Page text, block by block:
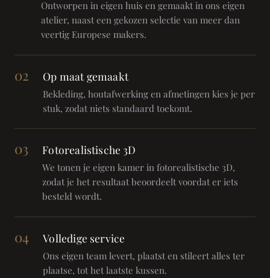
Ontworpen in eigen huis en gemaakt in ons eigen
atelier, naast een gekozen selectie van meer dan
veertig Europese makers.
02 Op maat gemaakt
Bekleding, houtafwerking en afmetingen kies je per
stuk, zodat niets standaard toekomt.
03 Fotorealistische 3D
We tonen je eigen kamer in fotorealistische 3D,
zodat je het resultaat beoordeelt voordat er iets
besteld wordt.
04 Volledige service
Ons eigen team levert, plaatst en stileert alles ter
plaatse, tot het laatste kussen.